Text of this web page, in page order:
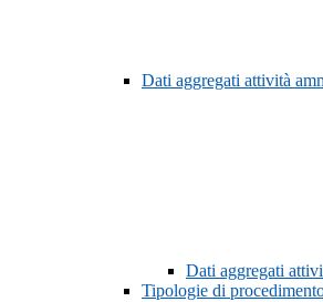
Dati aggregati attività
Dati aggregati
Tipologie di